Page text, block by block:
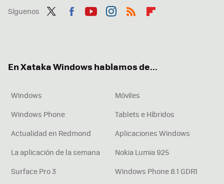
Síguenos
En Xataka Windows hablamos de...
Windows
Móviles
Windows Phone
Tablets e Híbridos
Actualidad en Redmond
Aplicaciones Windows
La aplicación de la semana
Nokia Lumia 925
Surface Pro 3
Windows Phone 8.1 GDR1